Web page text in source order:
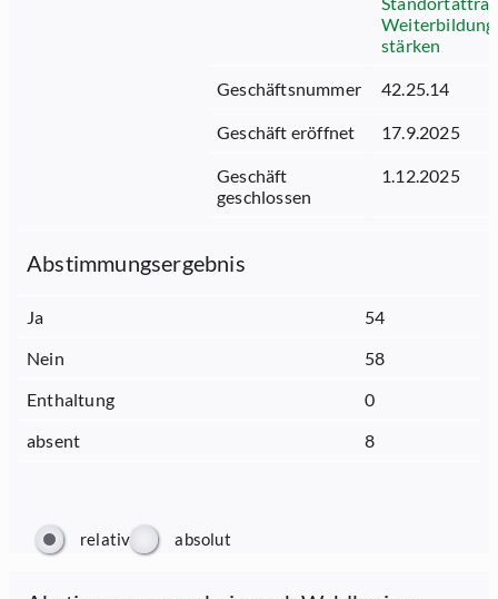
stärken
Geschäftsnummer 42.25.14
Geschäft eröffnet 17.9.2025
Geschäft
geschlossen
1.12.2025
Abstimmungsergebnis
Ja
54
Nein
58
Enthaltung
0
absent
8
relativ absolut